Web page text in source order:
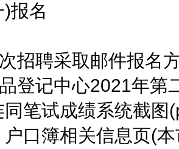
名
聘采取邮件报名方
登记中心2021年第
同笔试成绩系统截图
户口簿相关信息页(